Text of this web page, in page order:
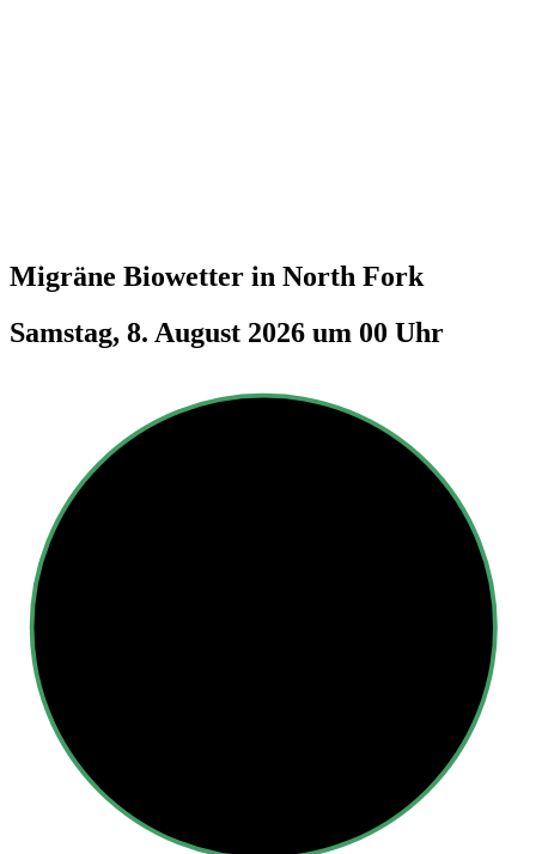
Migräne Biowetter in North Fork
Samstag, 8. August 2026 um 00 Uhr